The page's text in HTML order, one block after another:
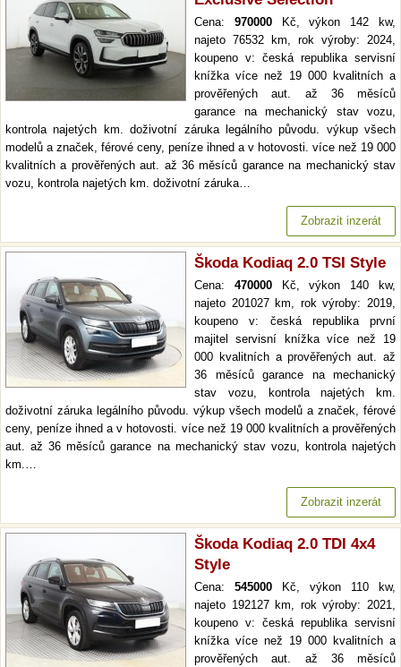
Cena: 970000Kč, výkon 142 kw,
najeto 76532 km, rok výroby: 2024,
koupeno v: česká republika servisní
knížka více než 19 000 kvalitních a
prověřených aut. až 36 měsíců
garance na mechanický stav vozu,
kontrola najetých km. doživotní záruka legálního původu. výkup všech
modelů a značek, férové ceny, peníze ihned a v hotovosti. více než 19 000
kvalitních a prověřených aut. až 36 měsíců garance na mechanický stav
vozu, kontrola najetých km. doživotní záruka…
Zobrazit inzerát
Škoda Kodiaq 2.0 TSI Style
Cena: 470000Kč, výkon 140 kw,
najeto 201027 km, rok výroby: 2019,
koupeno v: česká republika první
majitel servisní knížka více než 19
000 kvalitních a prověřených aut. až
36 měsíců garance na mechanický
stav vozu, kontrola najetých km.
doživotní záruka legálního původu. výkup všech modelů a značek, férové
ceny, peníze ihned a v hotovosti. více než 19 000 kvalitních a prověřených
aut. až 36 měsíců garance na mechanický stav vozu, kontrola najetých
km.…
Zobrazit inzerát
Škoda Kodiaq 2.0 TDI 4x4
Style
Cena: 545000 Kč, výkon 110 kw,
najeto 192127 km, rok výroby: 2021,
koupeno v: česká republika servisní
knížka více než 19 000 kvalitních a
prověřených aut. až 36 měsíců